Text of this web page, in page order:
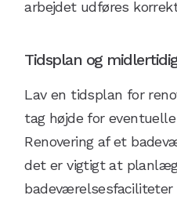
arbejdet udføres
Tidsplan og
Lav en tidsplan for
tag højde for
Renovering af et
det er vigtigt at